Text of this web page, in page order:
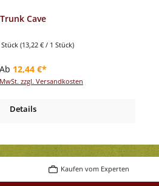
Trunk Cave
Stück (13,22 € / 1 Stück)
Regulärer Preis:
Ab 12,44 €*
zzgl. Versandkosten
Details
Kaufen vom Experten